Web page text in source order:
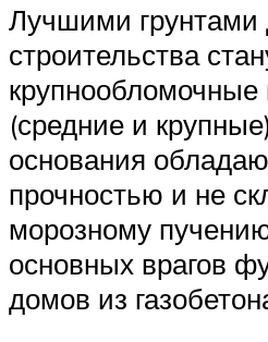
Лучшими грунтами
строительства
(средние и
основания
прочностью и не
морозному
основных врагов
домов из